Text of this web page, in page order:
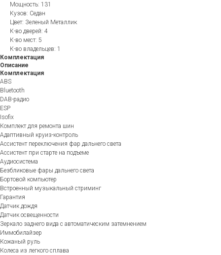
Мощность: 131
Кузов: Седан
Цвет: Зеленый Металлик
К-во дверей: 4
К-во мест: 5
К-во владельцев: 1
Комплектация
Описание
Комплектация
ABS
Bluetooth
DAB-радио
ESP
Isofix
Комплект для ремонта шин
Адаптивный круиз-контроль
Ассистент переключения фар дальнего света
Ассистент при старте на подъеме
Аудиосистема
Безбликовые фары дальнего света
Бортовой компьютер
Встроенный музыкальный стриминг
Гарантия
Датчик дождя
Датчик освещенности
Зеркало заднего вида с автоматическим затемнением
Иммобилайзер
Кожаный руль
Колеса из легкого сплава